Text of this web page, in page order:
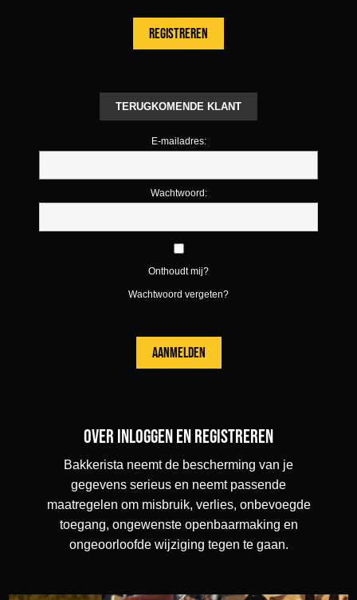
TERUGKOMENDE KLANT
E-mailadres:
Wachtwoord:
Onthoudt mij?
Wachtwoord vergeten?
Over inloggen en registreren
Bakkerista neemt de bescherming van je
gegevens serieus en neemt passende
maatregelen om misbruik, verlies, onbevoegde
toegang, ongewenste openbaarmaking en
ongeoorloofde wijziging tegen te gaan.